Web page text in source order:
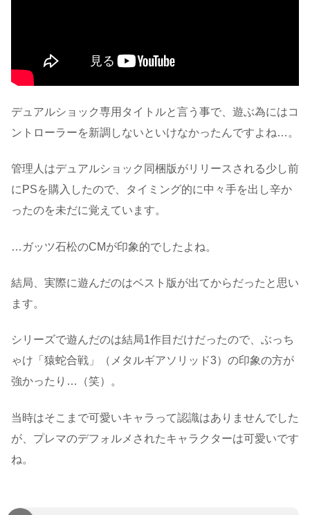
デュアルショック専用タイトルと言う事で、遊ぶ為にはコ
ントローラーを新調しないといけなかったんですよね…。
管理人はデュアルショック同梱版がリリースされる少し前
にPSを購入したので、タイミング的に中々手を出し辛か
ったのを未だに覚えています。
…ガッツ石松のCMが印象的でしたよね。
結局、実際に遊んだのはベスト版が出てからだったと思い
ます。
シリーズで遊んだのは結局1作目だけだったので、ぶっち
ゃけ「猿蛇合戦」（メタルギアソリッド3）の印象の方が
強かったり…（笑）。
当時はそこまで可愛いキャラって認識はありませんでした
が、プレマのデフォルメされたキャラクターは可愛いです
ね。